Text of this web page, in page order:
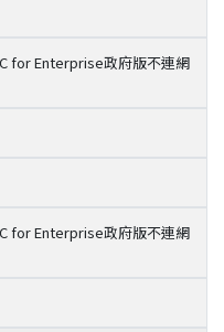
for Enterprise政府版不連網
for Enterprise政府版不連網